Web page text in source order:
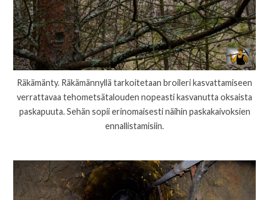
Räkämänty. Räkämännyllä tarkoitetaan broileri kasvattamiseen
verrattavaa tehometsätalouden nopeasti kasvanutta oksaista
paskapuuta. Sehän sopii erinomaisesti näihin paskakaivoksien
ennallistamisiin.